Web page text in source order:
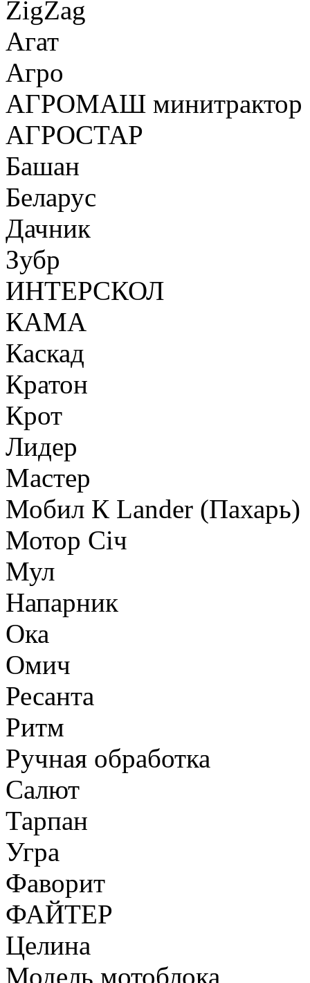
ZigZag
Агат
Агро
АГРОМАШ минитрактор
АГРОСТАР
Башан
Беларус
Дачник
Зубр
ИНТЕРСКОЛ
КАМА
Каскад
Кратон
Крот
Лидер
Мастер
Мобил К Lander (Пахарь)
Мотор Сiч
Мул
Напарник
Ока
Омич
Ресанта
Ритм
Ручная обработка
Салют
Тарпан
Угра
Фаворит
ФАЙТЕР
Целина
Модель мотоблока